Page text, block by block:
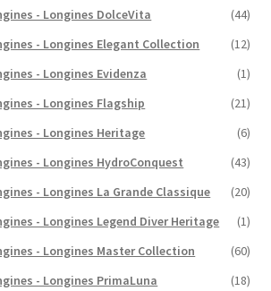
- Longines DolceVita
(44)
- Longines Elegant Collection
(12)
- Longines Evidenza
(1)
- Longines Flagship
(21)
- Longines Heritage
(6)
- Longines HydroConquest
(43)
- Longines La Grande Classique
(20)
- Longines Legend Diver Heritage
(1)
- Longines Master Collection
(60)
- Longines PrimaLuna
(18)